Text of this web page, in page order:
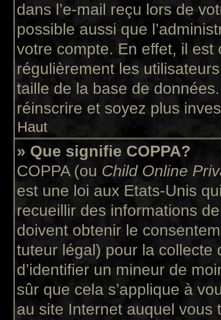
dans l’e-mail reçu lors de
possible aussi que
votre compte. En effet, il
régulièrement les
taille de la base de
réinscrire et soyez plus
Haut
» Que signifie COPPA?
COPPA (ou Child Online
est une loi aux Etats-Unis
recueillir des informations
doivent obtenir le
tuteur légal) pour la collecte
d’identifier un mineur de
sûr que cela s’applique à
au site Internet auquel vous